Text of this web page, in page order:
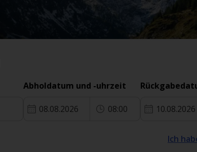
Abholdatum und -uhrzeit
08.08.2026 08:00 10.08.2026
Ich